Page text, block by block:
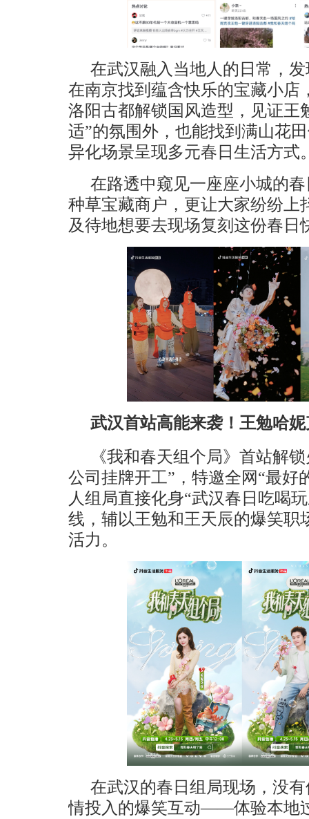
在武汉融入当地人的日常，
在南京找到蕴含快乐的宝藏小店
洛阳古都解锁国风造型，见证王
适”的氛围外，也能找到满山花
异化场景呈现多元春日生活方式
在路透中窥见一座座小城的
种草宝藏商户，更让大家纷纷上
及待地想要去现场复刻这份春日
武汉首站高能来袭！王勉哈
《我和春天组个局》首站解
公司挂牌开工”，特邀全网“最好
人组局直接化身“武汉春日吃喝
线，辅以王勉和王天辰的爆笑职
活力。
在武汉的春日组局现场，没
情投入的爆笑互动——体验本地